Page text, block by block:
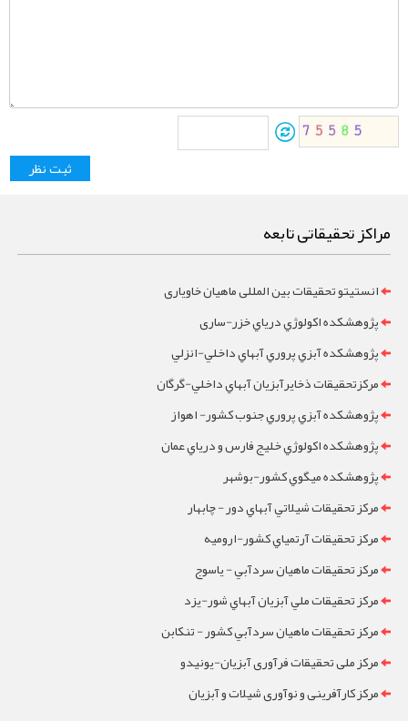
مراکز تحقیقاتی تابعه
انستیتو تحقیقات بین المللی ماهیان خاویاری
پژوهشکده اکولوژي درياي خزر-ساری
پژوهشکده آبزي پروري آبهاي داخلي-انزلي
مرکزتحقيقات ذخايرآبزيان آبهاي داخلي-گرگان
پژوهشکده آبزي پروري جنوب کشور- اهواز
پژوهشکده اکولوژي خليج فارس و درياي عمان
پژوهشکده ميگوي کشور-بوشهر
مرکز تحقيقات شيلاتي آبهاي دور - چابهار
مرکز تحقيقات آرتمياي کشور-ارومیه
مرکز تحقيقات ماهيان سردآبي - ياسوج
مرکز تحقيقات ملي آبزيان آبهاي شور-یزد
مرکز تحقيقات ماهيان سردآبي کشور - تنکابن
مرکز ملی تحقیقات فرآوری آبزیان-یونیدو
مرکز کارآفرینی و نوآوری شیلات و آبزیان